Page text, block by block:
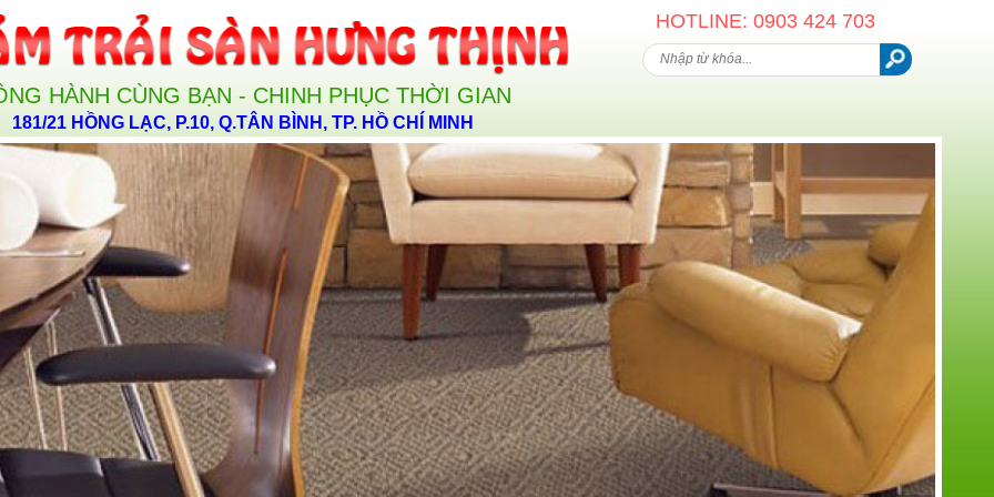
HÀNH CÙNG BẠN - CHINH PHỤC THỜI GIAN
181/21 HỒNG LẠC, P.10, Q.TÂN BÌNH, TP. HỒ CHÍ MINH
HOTLINE: 0903 424 703